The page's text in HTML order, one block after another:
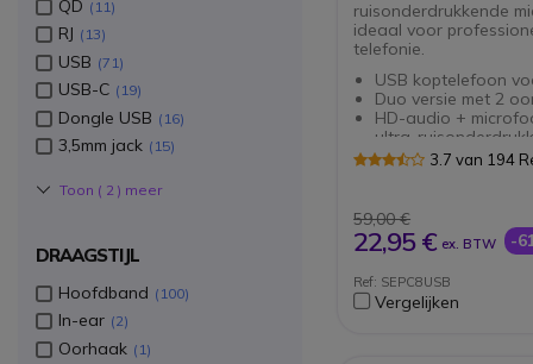
ruisonderdrukkende
ideaal voor
telefonie.
USB koptelefoon
Duo versie met 2
HD-audio +
ultra-
Directe plug & play-
Compatibel met alle
softphones
3.7 van 194
59,00 €
22,95 € ex. BTW -
Ref: SEPC8USB
Vergelijken
QD 11
RJ 13
USB 71
USB-C 19
Dongle USB 16
3,5mm jack 15
Toon ( 2 ) meer
DRAAGSTIJL
Hoofdband 100
In-ear 2
Oorhaak 1